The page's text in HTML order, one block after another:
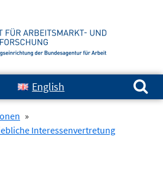
English
Suchen nach:
»
Interessenvertretung